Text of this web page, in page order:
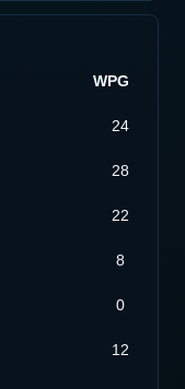
WPG
24
28
22
8
0
12